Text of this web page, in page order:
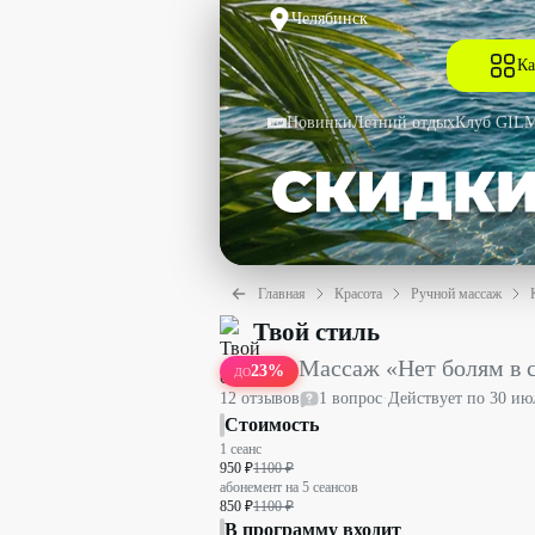
Челябинск
НовинкиЛетний отдыхКлуб
Главная Красота Ручной массаж
Массаж «Нет болям в спине» со
Твой стиль
ДО23% Массаж «Нет болям в
12отзывов 1 вопрос·Действует по 30
Стоимость
1 сеанс
950 ₽1100 ₽
абонемент на 5 сеансов
850 ₽1100 ₽
В программу входит